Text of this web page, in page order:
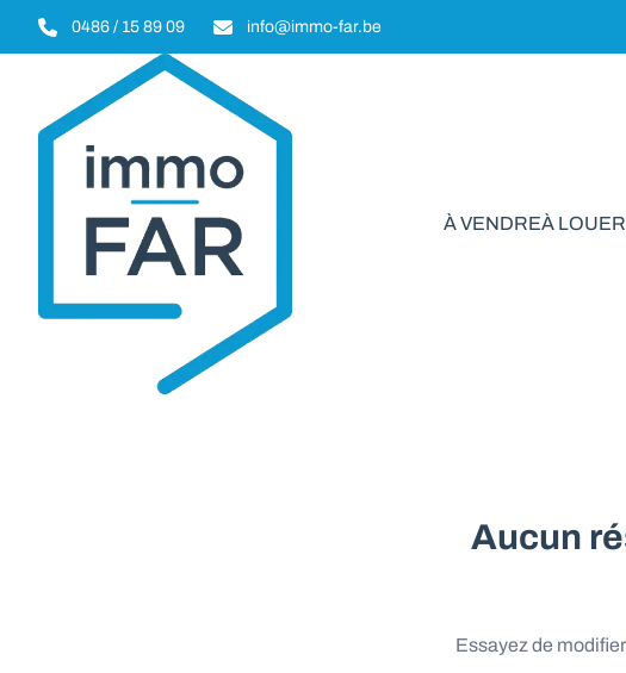
Aller au contenu principal
0486 / 15 89 09 info@immo-far.be
À VENDREÀ LOUER
Aucun
Essayez de